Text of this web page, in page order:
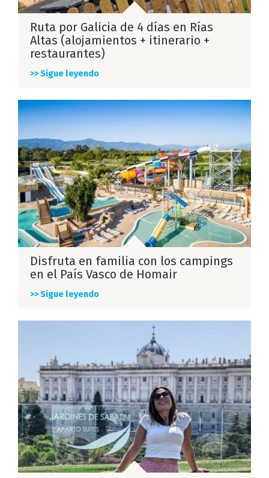
Ruta por Galicia de 4 días en Rías
Altas (alojamientos + itinerario +
restaurantes)
>> Sigue leyendo
Disfruta en familia con los campings
en el País Vasco de Homair
>> Sigue leyendo